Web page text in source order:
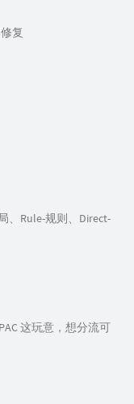
复
、Rule-规则、Direct-
这玩意，想分流可